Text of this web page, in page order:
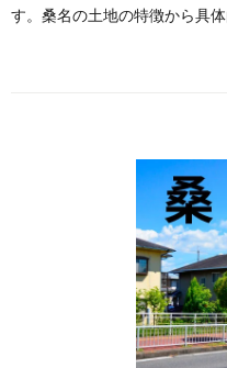
す。桑名の土地の特徴から具